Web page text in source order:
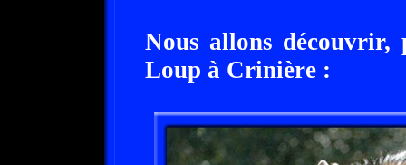
Nous allons découvrir,
Loup à Crinière :